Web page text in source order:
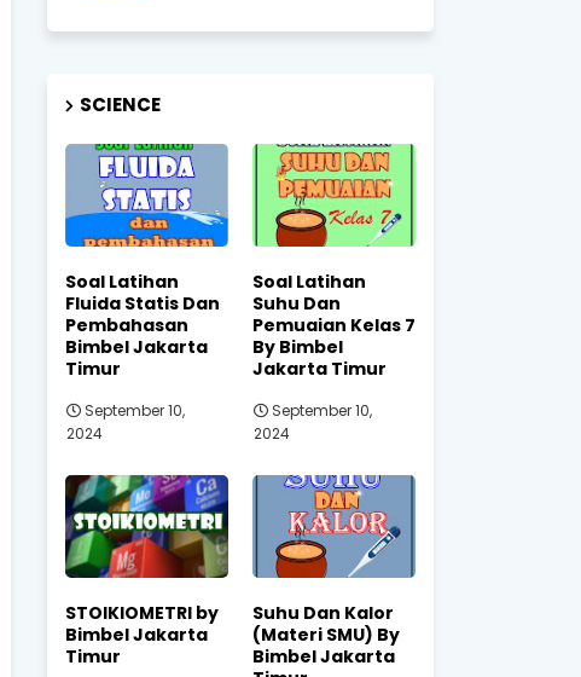
SCIENCE
Soal Latihan
Fluida Statis Dan
Pembahasan
Bimbel Jakarta
Timur
September 10,
2024
Soal Latihan
Suhu Dan
Pemuaian Kelas 7
By Bimbel
Jakarta Timur
September 10,
2024
STOIKIOMETRI by
Bimbel Jakarta
Timur
Suhu Dan Kalor
(Materi SMU) By
Bimbel Jakarta